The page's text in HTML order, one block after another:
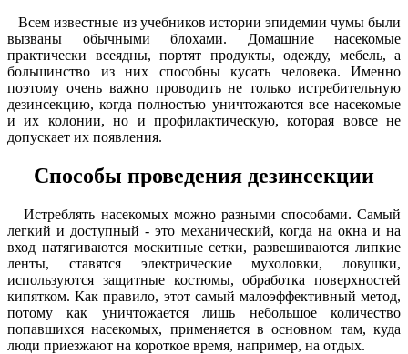
Всем известные из учебников истории эпидемии чумы были
вызваны обычными блохами. Домашние насекомые
практически всеядны, портят продукты, одежду, мебель, а
большинство из них способны кусать человека. Именно
поэтому очень важно проводить не только истребительную
дезинсекцию, когда полностью уничтожаются все насекомые
и их колонии, но и профилактическую, которая вовсе не
допускает их появления.
Способы проведения дезинсекции
Истреблять насекомых можно разными способами. Самый
легкий и доступный - это механический, когда на окна и на
вход натягиваются москитные сетки, развешиваются липкие
ленты, ставятся электрические мухоловки, ловушки,
используются защитные костюмы, обработка поверхностей
кипятком. Как правило, этот самый малоэффективный метод,
потому как уничтожается лишь небольшое количество
попавшихся насекомых, применяется в основном там, куда
люди приезжают на короткое время, например, на отдых.